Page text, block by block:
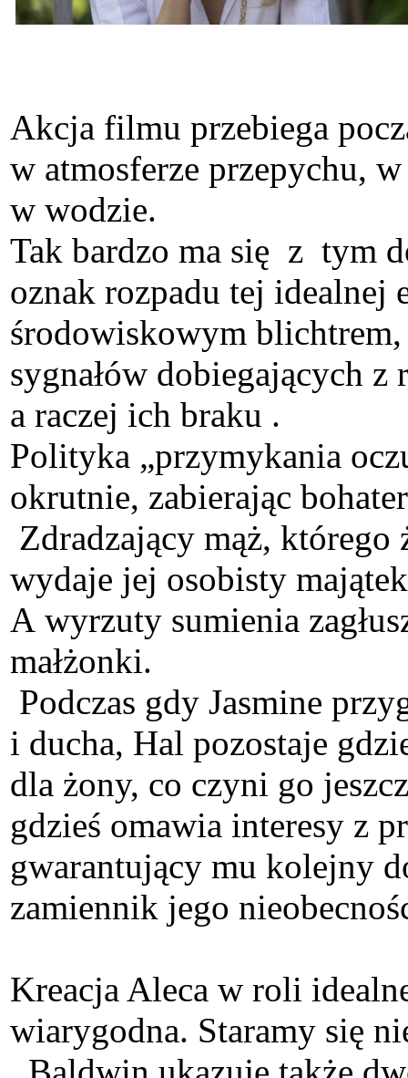
Akcja filmu przebiega
w atmosferze przepychu,
w wodzie.
Tak bardzo ma się z tym
oznak rozpadu tej idealnej
środowiskowym
sygnałów dobiegających z
a raczej ich braku .
Polityka „przymykania
okrutnie, zabierając
Zdradzający mąż,
wydaje jej osobisty
A wyrzuty sumienia
małżonki.
Podczas gdy Jasmine
i ducha, Hal pozostaje
dla żony, co czyni go
gdzieś omawia interesy z
gwarantujący mu kolejny
zamiennik jego
Kreacja Aleca w roli
wiarygodna. Staramy się